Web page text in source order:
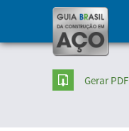
Gerar PDF